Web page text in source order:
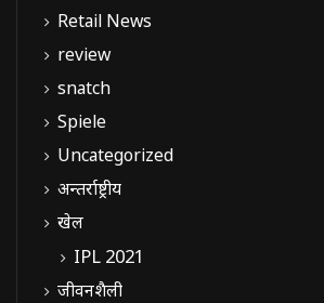
Retail News
review
snatch
Spiele
Uncategorized
अन्तर्राष्ट्रीय
खेल
IPL 2021
जीवनशैली